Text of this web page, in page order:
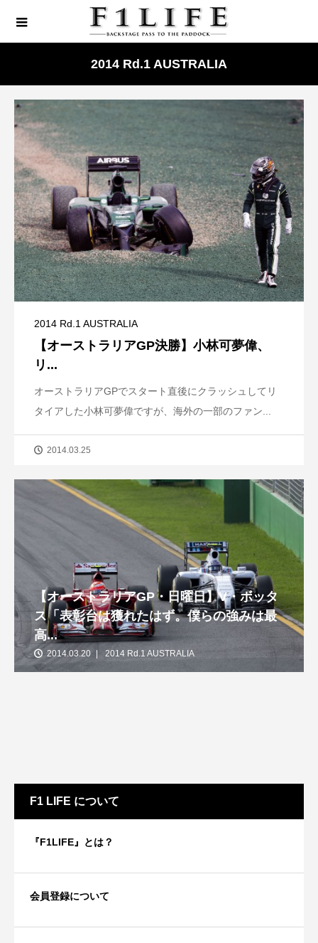
2014 Rd.1 AUSTRALIA
2014 Rd.1 AUSTRALIA
【オーストラリアGP決勝】小林可夢偉、
リ...
オーストラリアGPでスタート直後にクラッシュしてリ
タイアした小林可夢偉ですが、海外の一部のファン...
2014.03.25
【オーストラリアGP・日曜日】V・ボッタ
ス「表彰台は獲れたはず。僕らの強みは最
高...
2014.03.20 2014 Rd.1 AUSTRALIA
F1 LIFE について
『F1LIFE』とは？
会員登録について